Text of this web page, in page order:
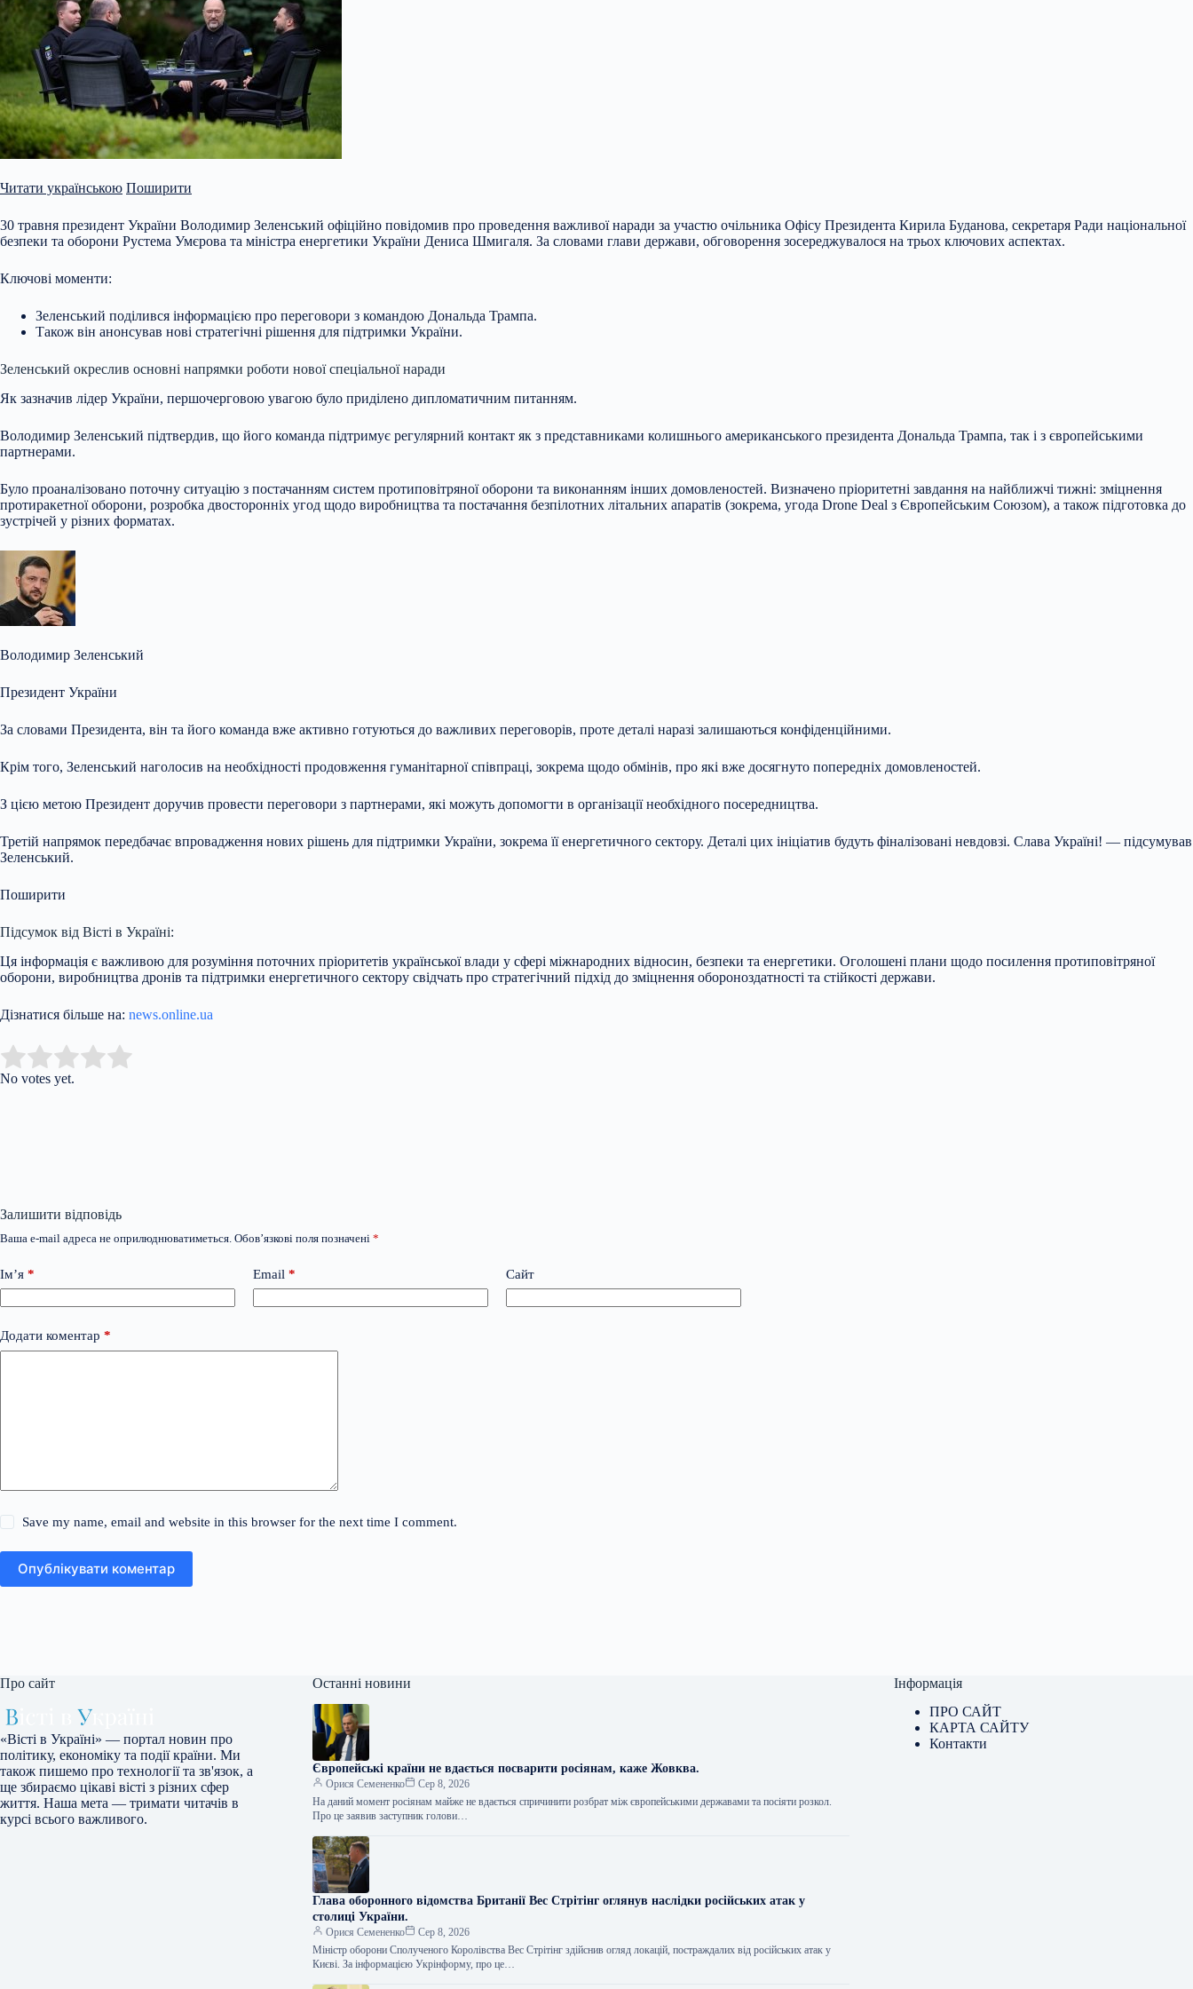
Читати українською Поширити
30 травня президент України Володимир Зеленський офіційно повідомив про проведення важливої наради за участю очільника Офісу Президента Кирила Буданова, секретаря Ради національної
безпеки та оборони Рустема Умєрова та міністра енергетики України Дениса Шмигаля. За словами глави держави, обговорення зосереджувалося на трьох ключових аспектах.
Ключові моменти:
Зеленський поділився інформацією про переговори з командою Дональда Трампа.
Також він анонсував нові стратегічні рішення для підтримки України.
Зеленський окреслив основні напрямки роботи нової спеціальної наради
Як зазначив лідер України, першочерговою увагою було приділено дипломатичним питанням.
Володимир Зеленський підтвердив, що його команда підтримує регулярний контакт як з представниками колишнього американського президента Дональда Трампа, так і з європейськими
партнерами.
Було проаналізовано поточну ситуацію з постачанням систем протиповітряної оборони та виконанням інших домовленостей. Визначено пріоритетні завдання на найближчі тижні: зміцнення
протиракетної оборони, розробка двосторонніх угод щодо виробництва та постачання безпілотних літальних апаратів (зокрема, угода Drone Deal з Європейським Союзом), а також підготовка до
зустрічей у різних форматах.
Володимир Зеленський
Президент України
За словами Президента, він та його команда вже активно готуються до важливих переговорів, проте деталі наразі залишаються конфіденційними.
Крім того, Зеленський наголосив на необхідності продовження гуманітарної співпраці, зокрема щодо обмінів, про які вже досягнуто попередніх домовленостей.
З цією метою Президент доручив провести переговори з партнерами, які можуть допомогти в організації необхідного посередництва.
Третій напрямок передбачає впровадження нових рішень для підтримки України, зокрема її енергетичного сектору. Деталі цих ініціатив будуть фіналізовані невдовзі. Слава Україні! — підсумував
Зеленський.
Поширити
Підсумок від Вісті в Україні:
Ця інформація є важливою для розуміння поточних пріоритетів української влади у сфері міжнародних відносин, безпеки та енергетики. Оголошені плани щодо посилення протиповітряної
оборони, виробництва дронів та підтримки енергетичного сектору свідчать про стратегічний підхід до зміцнення обороноздатності та стійкості держави.
Дізнатися більше на: news.online.ua
Rate this item:
No votes yet.
Залишити відповідь
Ваша e-mail адреса не оприлюднюватиметься. Обов’язкові поля позначені *
Ім’я * Email * Сайт
Додати коментар *
Save my name, email and website in this browser for the next time I comment.
Опублікувати коментар
Про сайт
«Вісті в Україні» — портал новин про
політику, економіку та події країни. Ми
також пишемо про технології та зв'язок, а
ще збираємо цікаві вісті з різних сфер
життя. Наша мета — тримати читачів в
курсі всього важливого.
Останні новини
Європейські країни не вдається посварити росіянам, каже Жовква.
Орися Семененко
Сер 8, 2026
На даний момент росіянам майже не вдається спричинити розбрат між європейськими державами та посіяти розкол.
Про це заявив заступник голови…
Глава оборонного відомства Британії Вес Стрітінг оглянув наслідки російських атак у
столиці України.
Орися Семененко
Сер 8, 2026
Міністр оборони Сполученого Королівства Вес Стрітінг здійснив огляд локацій, постраждалих від російських атак у
Києві. За інформацією Укрінформу, про це…
Інформація
ПРО САЙТ
КАРТА САЙТУ
Контакти